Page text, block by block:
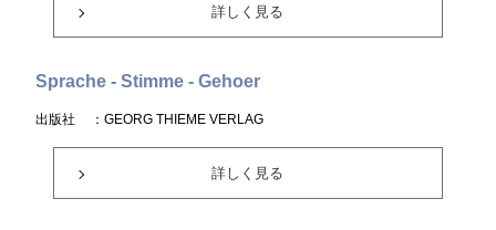
詳しく見る
Sprache - Stimme - Gehoer
出版社 ：GEORG THIEME VERLAG
詳しく見る